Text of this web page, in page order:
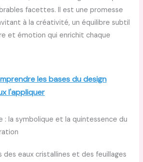
facettes. Il est une promesse
à la créativité, un équilibre subtil
et émotion qui enrichit chaque
les bases du design
l'appliquer
: la symbolique et la quintessence du
des eaux cristallines et des feuillages